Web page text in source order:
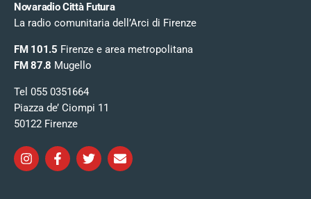
Novaradio Città Futura
La radio comunitaria dell’Arci di Firenze
FM 101.5 Firenze e area metropolitana
FM 87.8 Mugello
Tel 055 0351664
Piazza de’ Ciompi 11
50122 Firenze